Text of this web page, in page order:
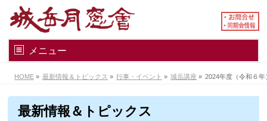
メニュー
HOME » 最新情報＆トピックス » 行事・イベント » 城岳講座 » 2024年度（令和６
最新情報＆トピックス